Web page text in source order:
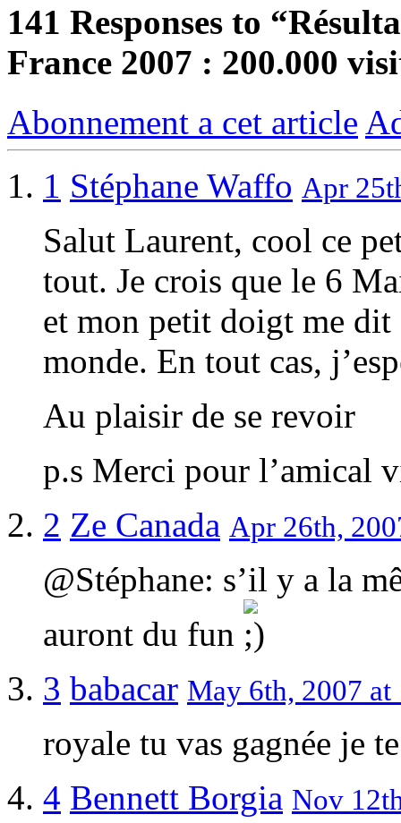
141 Responses to
France 2007 : 200.000
Abonnement a cet article
1 Stéphane Waffo Apr
Salut Laurent, cool ce
tout. Je crois que le 6
et mon petit doigt me dit
monde. En tout cas,
Au plaisir de se revoir
p.s Merci pour l’amical
2 Ze Canada Apr 26th,
@Stéphane: s’il y a la
auront du fun
3 babacar May 6th, 2007 at
royale tu vas gagnée je
4 Bennett Borgia Nov